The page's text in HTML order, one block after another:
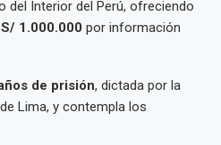
del Interior del Perú, ofreciendo
S/ 1.000.000 por información
de prisión, dictada por la
Lima, y contempla los